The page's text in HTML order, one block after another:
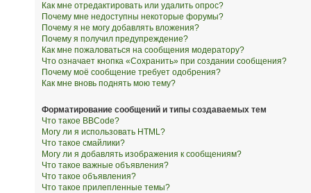
Как мне отредактировать или удалить опрос?
Почему мне недоступны некоторые форумы?
Почему я не могу добавлять вложения?
Почему я получил предупреждение?
Как мне пожаловаться на сообщения модератору?
Что означает кнопка «Сохранить» при создании сообщения?
Почему моё сообщение требует одобрения?
Как мне вновь поднять мою тему?
Форматирование сообщений и типы создаваемых тем
Что такое BBCode?
Могу ли я использовать HTML?
Что такое смайлики?
Могу ли я добавлять изображения к сообщениям?
Что такое важные объявления?
Что такое объявления?
Что такое прилепленные темы?